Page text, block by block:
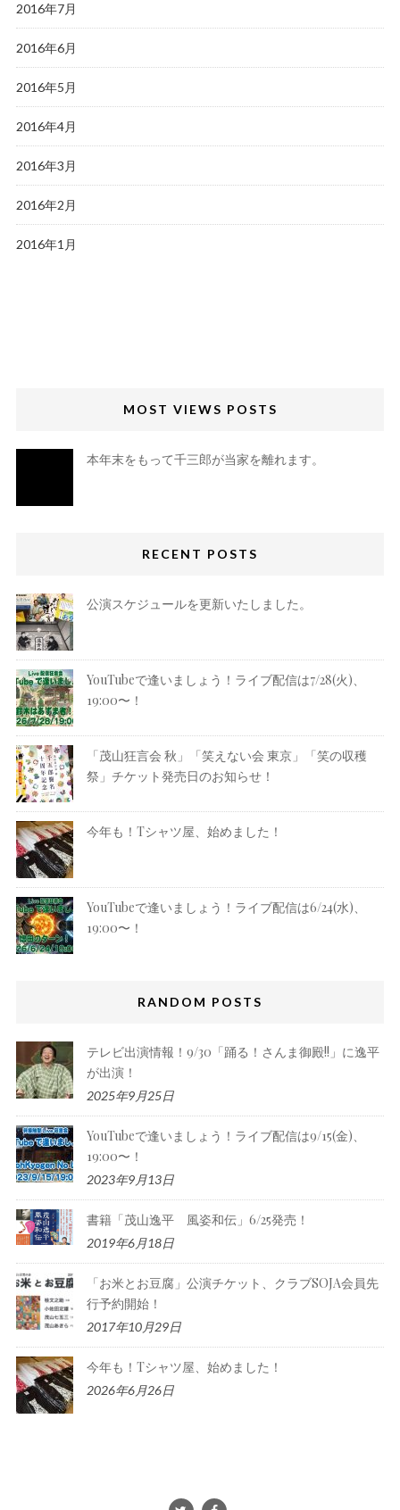
2016年7月
2016年6月
2016年5月
2016年4月
2016年3月
2016年2月
2016年1月
MOST VIEWS POSTS
本年末をもって千三郎が当家を離れます。
RECENT POSTS
公演スケジュールを更新いたしました。
YouTubeで逢いましょう！ライブ配信は7/28(火)、
19:00〜！
「茂山狂言会 秋」「笑えない会 東京」「笑の収穫
祭」チケット発売日のお知らせ！
今年も！Tシャツ屋、始めました！
YouTubeで逢いましょう！ライブ配信は6/24(水)、
19:00〜！
RANDOM POSTS
テレビ出演情報！9/30「踊る！さんま御殿!!」に逸平
が出演！
2025年9月25日
YouTubeで逢いましょう！ライブ配信は9/15(金)、
19:00〜！
2023年9月13日
書籍「茂山逸平 風姿和伝」6/25発売！
2019年6月18日
「お米とお豆腐」公演チケット、クラブSOJA会員先
行予約開始！
2017年10月29日
今年も！Tシャツ屋、始めました！
2026年6月26日